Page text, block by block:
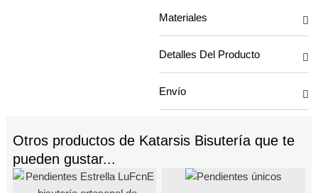
Materiales
Detalles Del Producto
Envío
Otros productos de Katarsis Bisuteríaque te
pueden gustar...